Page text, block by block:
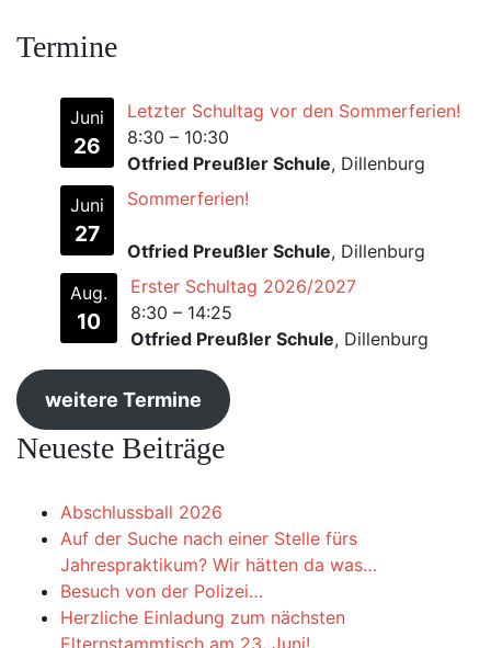
Termine
Juni
26
Letzter Schultag vor den Sommerferien!
8:30 – 10:30
Otfried Preußler Schule, Dillenburg
Juni
27
Sommerferien!
Otfried Preußler Schule, Dillenburg
Aug.
10
Erster Schultag 2026/2027
8:30 – 14:25
Otfried Preußler Schule, Dillenburg
weitere Termine
Neueste Beiträge
Abschlussball 2026
Auf der Suche nach einer Stelle fürs
Jahrespraktikum? Wir hätten da was…
Besuch von der Polizei…
Herzliche Einladung zum nächsten
Elternstammtisch am 23. Juni!